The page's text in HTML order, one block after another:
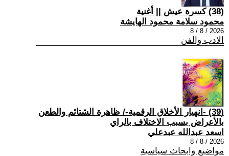
(38) كسرة عيش || أغنية
محمود سلامة محمود الهايشة
2026 / 8 / 8
الادب والفن
(39) -انهيار الأخلاق الرقمية-/ ظاهرة الشتائم والطعن
بالأعراض بسبب الاختلاف بالراي
اسعد عبدالله عبدعلي
2026 / 8 / 8
مواضيع وابحاث سياسية